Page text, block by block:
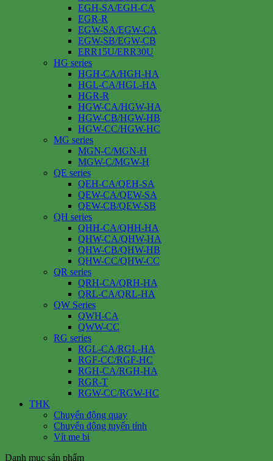
EGH-SA/EGH-CA
EGR-R
EGW-SA/EGW-CA
EGW-SB/EGW-CB
ERR15U/ERR30U
HG series
HGH-CA/HGH-HA
HGL-CA/HGL-HA
HGR-R
HGW-CA/HGW-HA
HGW-CB/HGW-HB
HGW-CC/HGW-HC
MG series
MGN-C/MGN-H
MGW-C/MGW-H
QE series
QEH-CA/QEH-SA
QEW-CA/QEW-SA
QEW-CB/QEW-SB
QH series
QHH-CA/QHH-HA
QHW-CA/QHW-HA
QHW-CB/QHW-HB
QHW-CC/QHW-CC
QR series
QRH-CA/QRH-HA
QRL-CA/QRL-HA
QW Series
QWH-CA
QWW-CC
RG series
RGL-CA/RGL-HA
RGF-CC/RGF-HC
RGH-CA/RGH-HA
RGR-T
RGW-CC/RGW-HC
THK
Chuyển động quay
Chuyển động tuyến tính
Vít me bi
Danh mục sản phẩm